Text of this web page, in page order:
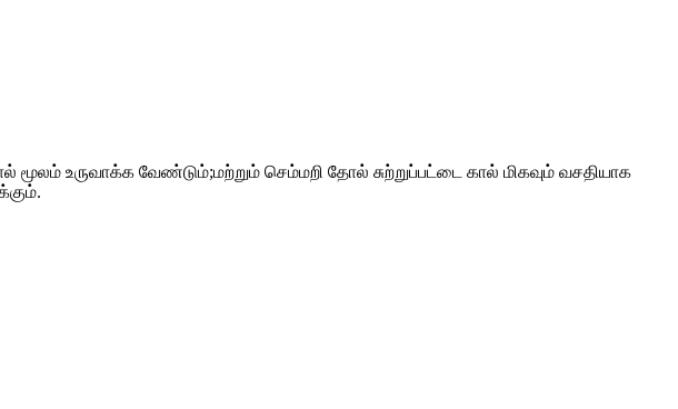
உருவாக்க வேண்டும்;மற்றும் செம்மறி தோல் சுற்றுப்பட்டை கால் மிகவும் வசதியாக